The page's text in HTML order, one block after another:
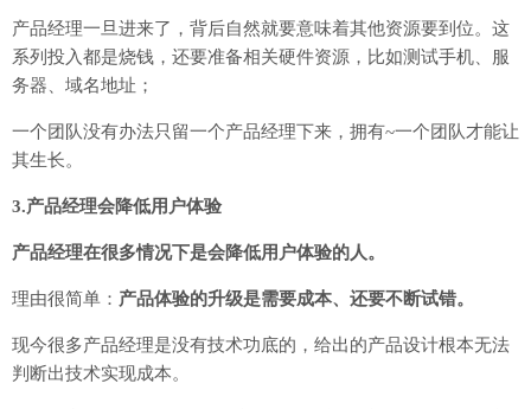
产品经理一旦进来了，背后自然就要意味着其他资源要到位。这
系列投入都是烧钱，还要准备相关硬件资源，比如测试手机、服
务器、域名地址；
一个团队没有办法只留一个产品经理下来，拥有~一个团队才能让
其生长。
3.产品经理会降低用户体验
产品经理在很多情况下是会降低用户体验的人。
理由很简单： 产品体验的升级是需要成本、还要不断试错。
现今很多产品经理是没有技术功底的，给出的产品设计根本无法
判断出技术实现成本。